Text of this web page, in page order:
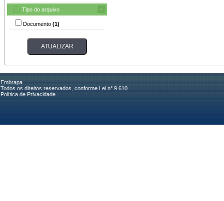
Tipo do arquivo
Documento (1)
Embrapa
Todos os direitos reservados, conforme Lei n° 9.610
Política de Privacidade